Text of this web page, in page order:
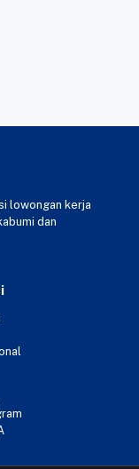
lowongan kerja
dan